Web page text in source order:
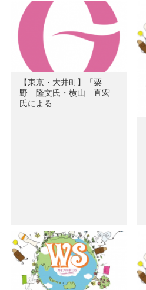
【東京・大井町】「粟
野 隆文氏・横山 直宏
氏による…